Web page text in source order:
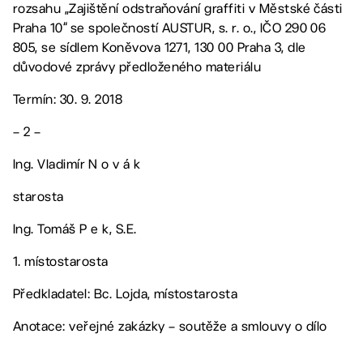
rozsahu „Zajištění odstraňování graffiti v Městské části
Praha 10“ se společností AUSTUR, s. r. o., IČO 290 06
805, se sídlem Koněvova 1271, 130 00 Praha 3, dle
důvodové zprávy předloženého materiálu
Termín: 30. 9. 2018
– 2 –
Ing. Vladimír N o v á k
starosta
Ing. Tomáš P e k, S.E.
1. místostarosta
Předkladatel: Bc. Lojda, místostarosta
Anotace: veřejné zakázky – soutěže a smlouvy o dílo